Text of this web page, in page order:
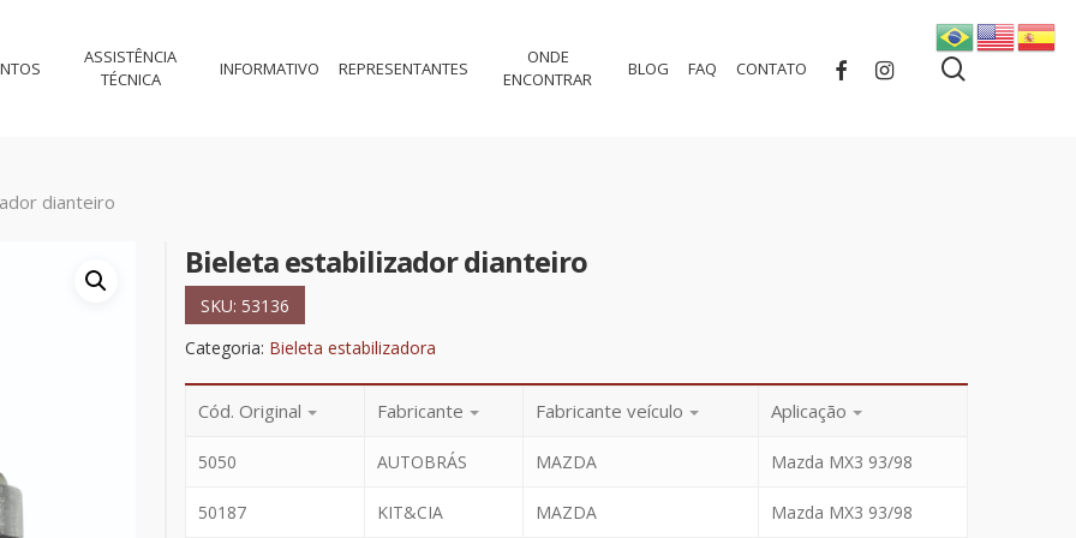
ASSISTÊNCIA
TÉCNICA
INFORMATIVO REPRESENTANTES
ONDE
ENCONTRAR
BLOG FAQ CONTATO FACEBOOKINSTAGRAM
dianteiro
Bieleta estabilizador dianteiro
SKU: 53136
Categoria: Bieleta estabilizadora
Cód. Original Fabricante Fabricante veículo Aplicação
5050 AUTOBRÁS MAZDA Mazda MX3 93/98
50187 KIT&CIA MAZDA Mazda MX3 93/98